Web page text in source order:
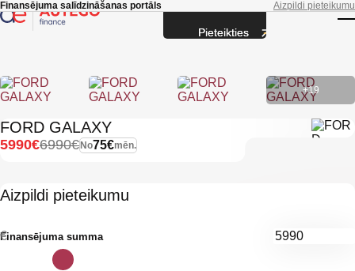
Skip to main content
Finansējuma salīdzināšanas portāls Aizpildi pieteikumu
+19
FORD GALAXY
No75€mēn.
6990€
5990€
Aizpildi pieteikumu
Finansējuma summa
€